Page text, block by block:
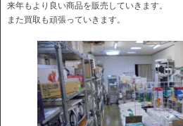
来年もより良い商品を販売していきます。
また買取も頑張っていきます。